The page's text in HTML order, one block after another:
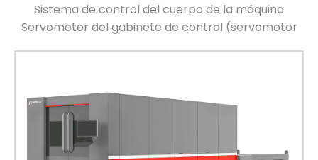
Sistema de control del cuerpo de la máquina
Servomotor del gabinete de control (servomotor
Magnescale Taiwán Guía Rail Parámetro técnico:
Parámetros del artículo Unidad Potencia de flexión
40 toneladas Longitud de flexión 1250 mm Distancia
entre las columnas 950 mm Profundidad de la